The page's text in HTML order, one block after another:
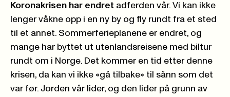
Koronakrisen har endret adferden vår. Vi kan ikke
lenger våkne opp i en ny by og fly rundt fra et sted
til et annet. Sommerferieplanene er endret, og
mange har byttet ut utenlandsreisene med biltur
rundt om i Norge. Det kommer en tid etter denne
krisen, da kan vi ikke «gå tilbake» til sånn som det
var før. Jorden vår lider, og den lider på grunn av